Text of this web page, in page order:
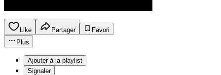
Like Partager
Favori
Plus
Ajouter à la playlist
Signaler